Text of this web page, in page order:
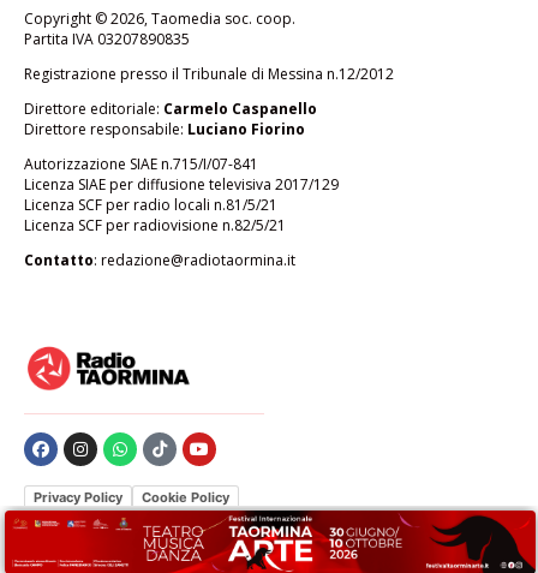
Privacy Policy Cookie Policy
Le tue preferenze relative alla privacy
Copyright © 2026, Taomedia soc. coop.
Partita IVA 03207890835
Registrazione presso il Tribunale di Messina n.12/2012
Direttore editoriale: Carmelo Caspanello
Direttore responsabile: Luciano Fiorino
Autorizzazione SIAE n.715/I/07-841
Licenza SIAE per diffusione televisiva 2017/129
Licenza SCF per radio locali n.81/5/21
Licenza SCF per radiovisione n.82/5/21
Contatto: redazione@radiotaormina.it